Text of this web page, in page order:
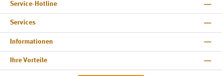
Service-Hotline
Services
Informationen
Ihre Vorteile